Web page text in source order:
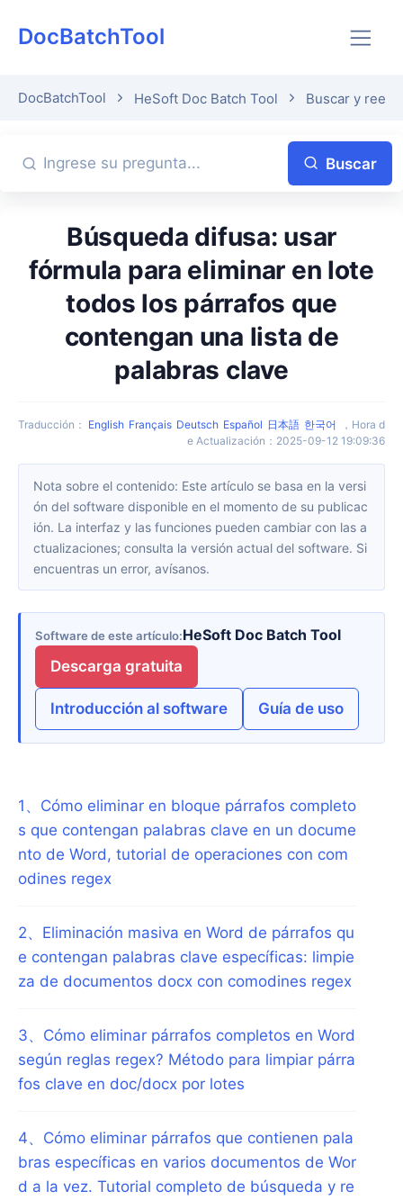
DocBatchTool
DocBatchTool HeSoft Doc Batch Tool Buscar y
Buscar
Búsqueda difusa: usar
fórmula para eliminar en lote
todos los párrafos que
contengan una lista de
palabras clave
Traducción ： English Français Deutsch Español 日本語 한국어 ， Hora d
e Actualización ： 2025-09-12 19:09:36
Nota sobre el contenido: Este artículo se basa en la versi
ón del software disponible en el momento de su publicac
ión. La interfaz y las funciones pueden cambiar con las a
ctualizaciones; consulta la versión actual del software. Si
encuentras un error, avísanos.
Software de este artículo HeSoft Doc Batch Tool
Descarga gratuita
Introducción al software Guía de uso
1 、 Cómo eliminar en bloque párrafos completo
s que contengan palabras clave en un docume
nto de Word, tutorial de operaciones con com
odines regex
2、 Eliminación masiva en Word de párrafos qu
e contengan palabras clave específicas: limpie
za de documentos docx con comodines regex
3、 Cómo eliminar párrafos completos en Word
según reglas regex? Método para limpiar párra
fos clave en doc/docx por lotes
4、 Cómo eliminar párrafos que contienen pala
bras específicas en varios documentos de Wor
d a la vez. Tutorial completo de búsqueda y re